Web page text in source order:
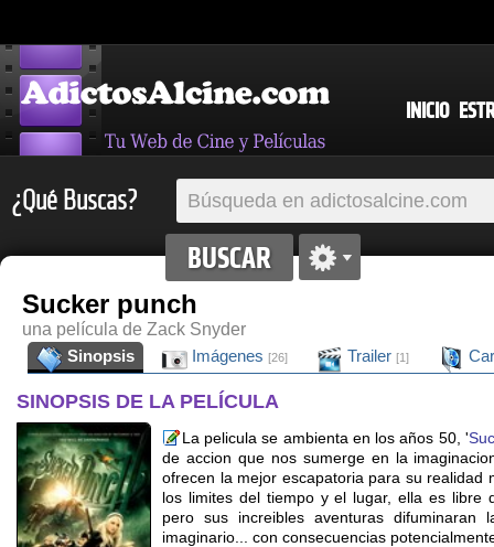
INICIO
¿Qué Buscas?
Sucker punch
una película de Zack Snyder
Sinopsis
Imágenes [26] Trailer [1]
SINOPSIS DE LA PELÍCULA
La pelicula se ambienta en los años 50, '
de accion que nos sumerge en la
ofrecen la mejor escapatoria para su realidad
los limites del tiempo y el lugar, ella es libre
pero sus increibles aventuras
imaginario... con consecuencias